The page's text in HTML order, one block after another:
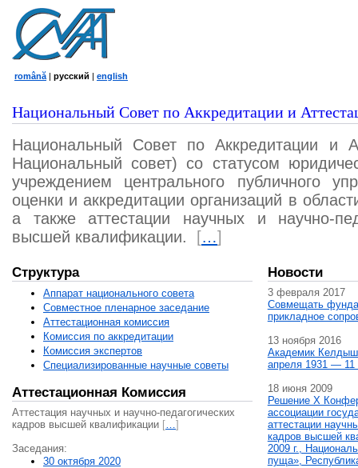
română | русский | english
Национальный Совет по Аккредитации и
Национальный Совет по Аккредитации и
Национальный совет) со статусом
учреждением центрального публичного
оценки и аккредитации организаций в
а также аттестации научных и научно-
высшей квалификации.
[…]
Структура
Аппарат национального совета
Совместное пленарное заседание
Аттестационная комисcия
Комиссия по аккредитации
Комиссия экспертов
Специализированные научные советы
Аттестационная Комиссия
Аттестация научных и научно-педагогических
кадров высшей квалификации […]
Заседания:
30 октября 2020
Новости
3 февраля 2017
Совмещать
прикладное
13 ноября 2016
Академик
апреля 1931 — 11
18 июня 2009
Решение X
ассоциации
аттестации
кадров высшей
2009 г.,
пуща»,